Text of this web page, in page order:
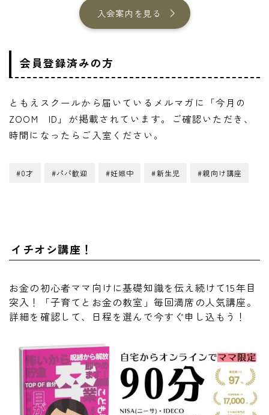
入会案内を見る
会員登録済みの方
ともえスクールから届いているメルマガに「今月の
ZOOM ID」が掲載されています。ご確認いただき、
時間になったらご入室ください。
#0才 #パパ歓迎 #妊娠中 #新生児 #親向け講座
イチオシ講座！
お金の初心者ママ向けに基礎知識を伝え続けて15年目
突入！「子育てとお金の教室」毎回満席の人気講座。
詳細を確認して、日程を選んで今すぐ申し込もう！